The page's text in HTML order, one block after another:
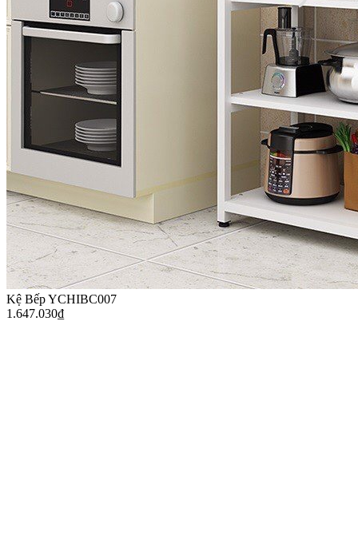
Kệ Bếp YCHIBC007
1.647.030₫